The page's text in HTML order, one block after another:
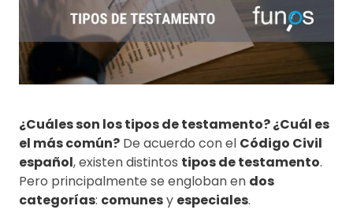
¿Cuáles son los tipos de testamento? ¿Cuál es
el más común? De acuerdo con el Código Civil
español, existen distintos tipos de testamento.
Pero principalmente se engloban en dos
categorías: comunesy especiales.